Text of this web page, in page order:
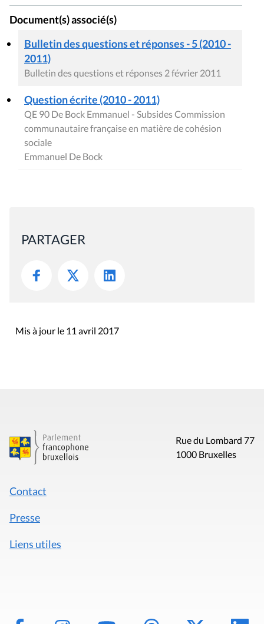
Document(s) associé(s)
Bulletin des questions et réponses - 5 (2010 -
2011)
Bulletin des questions et réponses 2 février 2011
Question écrite (2010 - 2011)
QE 90 De Bock Emmanuel - Subsides Commission
communautaire française en matière de cohésion
sociale
Emmanuel De Bock
PARTAGER
Mis à jour le 11 avril 2017
Rue du Lombard 77
1000 Bruxelles
Contact
Presse
Liens utiles